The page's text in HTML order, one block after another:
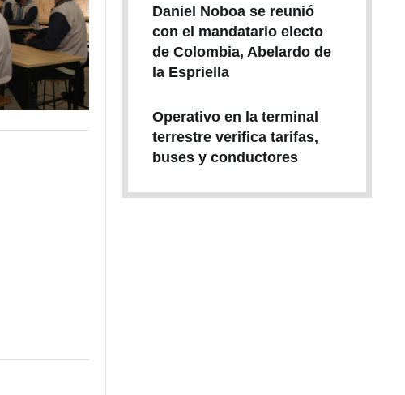
Daniel Noboa se reunió
con el mandatario electo
de Colombia, Abelardo de
la Espriella
Operativo en la terminal
terrestre verifica tarifas,
buses y conductores